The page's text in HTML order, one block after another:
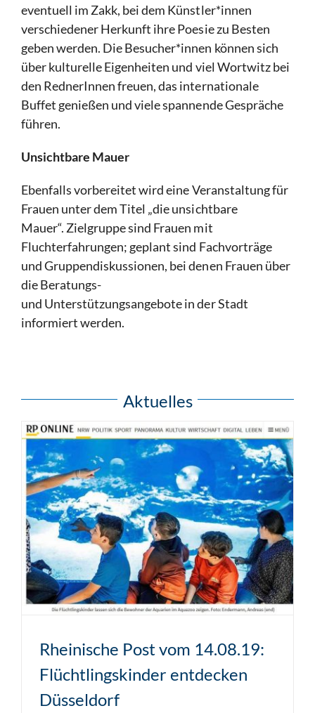
eventuell im Zakk, bei dem Künstler*innen
verschiedener Herkunft ihre Poesie zu Besten
geben werden. Die Besucher*innen können sich
über kulturelle Eigenheiten und viel Wortwitz bei
den RednerInnen freuen, das internationale
Buffet genießen und viele spannende Gespräche
führen.
Unsichtbare Mauer
Ebenfalls vorbereitet wird eine Veranstaltung für
Frauen unter dem Titel „die unsichtbare
Mauer“. Zielgruppe sind Frauen mit
Fluchterfahrungen; geplant sind Fachvorträge
und Gruppendiskussionen, bei denen Frauen über
die Beratungs-
und Unterstützungsangebote in der Stadt
informiert werden.
Aktuelles
Rheinische Post vom 14.08.19:
Flüchtlingskinder entdecken
Düsseldorf